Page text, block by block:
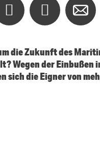
die Zukunft des
Wegen der Einbußen
sich die Eigner von